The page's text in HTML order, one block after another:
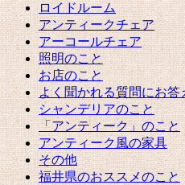
ロイドルーム
アンティークチェア
アーコールチェア
照明のこと
お店のこと
よく聞かれる質問にお答
シャンデリアのこと
「アンティーク」のこと
アンティーク風の家具
その他
福井県のおススメのこと